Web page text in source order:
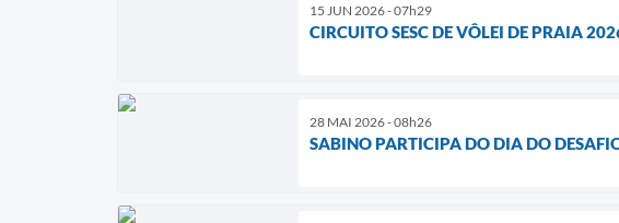
15 JUN 2026 - 07h29
CIRCUITO SESC DE VÔLEI DE PRAIA
28 MAI 2026 - 08h26
SABINO PARTICIPA DO DIA DO